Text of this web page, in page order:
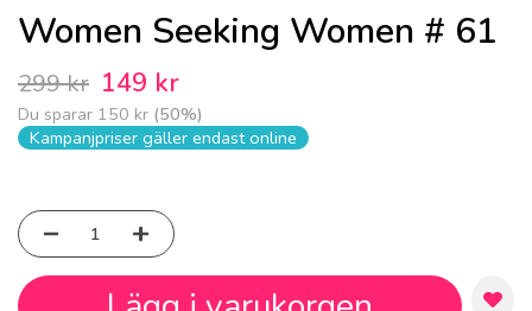
Women Seeking Women # 61
299 kr 149 kr
Du sparar 150 kr (50%)
Kampanjpriser gäller endast online